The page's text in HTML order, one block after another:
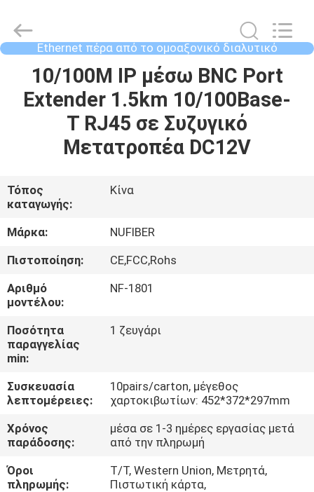
ΣΠΊΤΙ
ΠΡΟΪΌΝΤΑ
ΕΜΕΊΣ
ΓΎΡΟΣ
ΕΡΓΟΣΤΑΣΊΩΝ
ΠΟΙΟΤΙΚΌΣ
ΈΛΕΓΧΟΣ
ΜΑΣ
ΕΛΆΤΕ
ΣΕ
ΕΠΑΦΉ
ΜΕ
Technology
Co.,Ltd.
All
Rights
Developed
Ethernet πέρα από το ομοαξονικό διαλυτικό
χρώματος
10/100M IP μέσω BNC Port
Extender 1.5km 10/100Base-
T RJ45 σε Συζυγικό
Μετατροπέα DC12V
Τόπος
καταγωγής:
Κίνα
Μάρκα:
NUFIBER
Πιστοποίηση:
CE,FCC,Rohs
Αριθμό
μοντέλου:
NF-1801
Ποσότητα
παραγγελίας
min:
1 ζευγάρι
Συσκευασία
λεπτομέρειες:
10pairs/carton, μέγεθος
χαρτοκιβωτίων: 452*372*297mm
Χρόνος
παράδοσης:
μέσα σε 1-3 ημέρες εργασίας μετά
από την πληρωμή
Όροι
πληρωμής:
T/T, Western Union, Μετρητά,
Πιστωτική κάρτα,